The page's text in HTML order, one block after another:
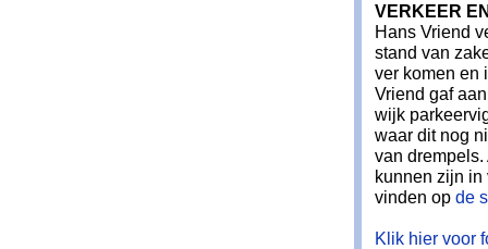
VERKEER
Hans Vriend
stand van
ver komen en
Vriend gaf
wijk
waar dit nog
van
kunnen zijn in
vinden op de
Klik hier voor